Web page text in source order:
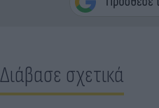
Διάβασε σχετικά